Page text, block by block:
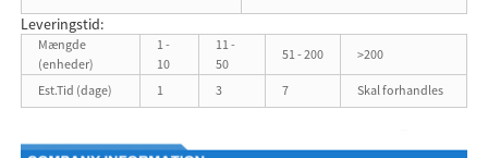
Leveringstid:
Mængde
(enheder)
1 -
10
11 -
50
51 - 200 >200
Est.Tid (dage) 1 3 7 Skal forhandles